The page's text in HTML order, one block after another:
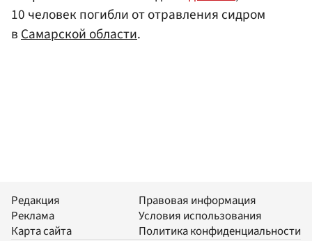
10 человек погибли от отравления сидром
вСамарской области.
Редакция
Реклама
Карта сайта
Правовая информация
Условия использования
Политика конфиденциальности